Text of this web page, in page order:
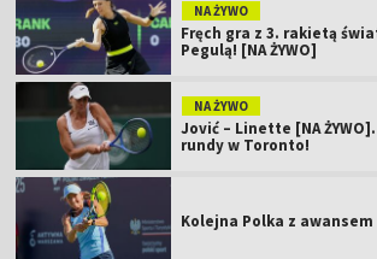
NA ŻYWO
Fręch gra z 3. rakietą
Pegulą! [NA ŻYWO]
NA ŻYWO
Jović – Linette [NA
rundy w Toronto!
Kolejna Polka z awansem